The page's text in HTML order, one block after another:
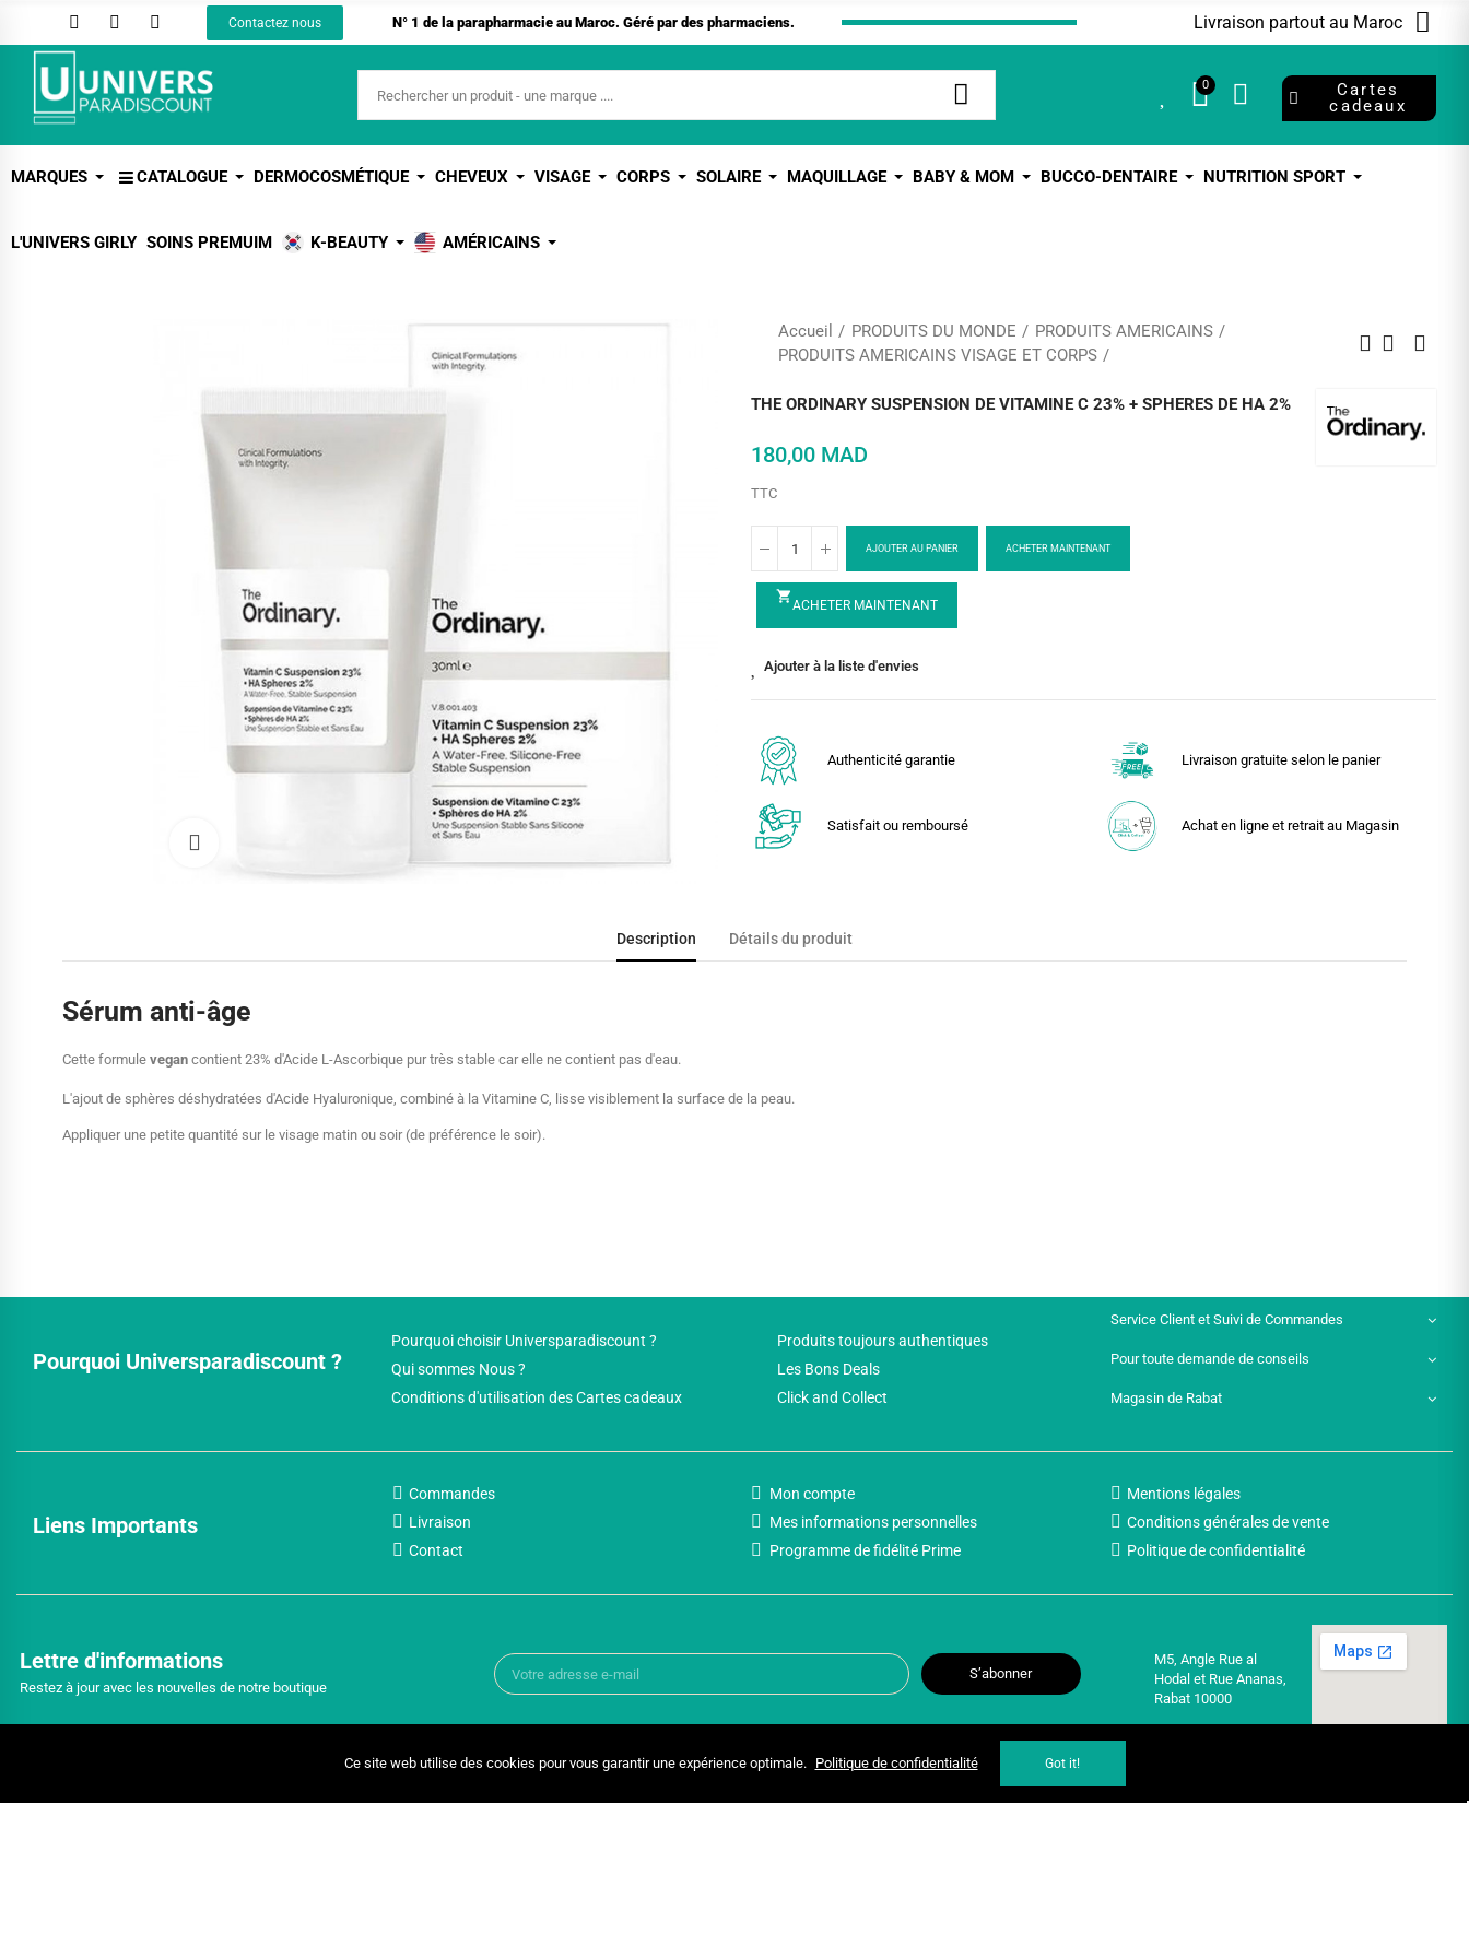
Contactez nous N° 1 de la parapharmacie au Maroc. Géré par des pharmaciens. Livraison partout au Maroc
0
Cartes
cadeaux
MARQUES CATALOGUE DERMOCOSMÉTIQUE CHEVEUX VISAGE CORPS SOLAIRE MAQUILLAGE BABY & MOM BUCCO-DENTAIRE NUTRITION SPORT
L'UNIVERS GIRLY SOINS PREMUIM K-BEAUTY AMÉRICAINS
Accueil PRODUITS DU MONDE
PRODUITS AMERICAINS
PRODUITS AMERICAINS VISAGE ET CORPS
THE ORDINARY SUSPENSION DE VITAMINE C 23% + SPHERES DE HA 2%
180,00 MAD
TTC
AJOUTER AU PANIER ACHETER MAINTENANT
shopping_cart
ACHETER MAINTENANT
Ajouter à la liste d'envies
Authenticité garantie Livraison gratuite selon le panier
Satisfait ou remboursé Achat en ligne et retrait au Magasin
Description Détails du produit
Sérum anti-âge
Cette formule vegan contient 23% d'Acide L-Ascorbique pur très stable car elle ne contient pas d'eau.
L'ajout de sphères déshydratées d'Acide Hyaluronique, combiné à la Vitamine C, lisse visiblement la surface de la peau.
Appliquer une petite quantité sur le visage matin ou soir (de préférence le soir).
Pourquoi Universparadiscount ?
Pourquoi choisir Universparadiscount ?
Qui sommes Nous ?
Conditions d'utilisation des Cartes cadeaux
Produits toujours authentiques
Les Bons Deals
Click and Collect
Service Client et Suivi de Commandes
Pour toute demande de conseils
Magasin de Rabat
Liens Importants
Commandes
Livraison
Contact
Mon compte
Mes informations personnelles
Programme de fidélité Prime
Mentions légales
Conditions générales de vente
Politique de confidentialité
Lettre d'informations
Restez à jour avec les nouvelles de notre boutique
S’abonner
M5, Angle Rue al
Hodal et Rue Ananas,
Rabat 10000
Copyright © 2025 UNIVERSPARADISCOUNT
Ce site web utilise des cookies pour vous garantir une expérience optimale. Politique de confidentialité Got it!